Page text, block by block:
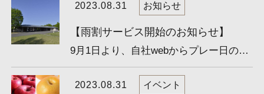
2023.08.31 お知らせ
【雨割サービス開始のお知らせ】
9月1日より、自社webからプレー日の4日前までに予約いただいたお客様へ【雨割サービス】を始めました。 プレー...
2023.08.31 イベント